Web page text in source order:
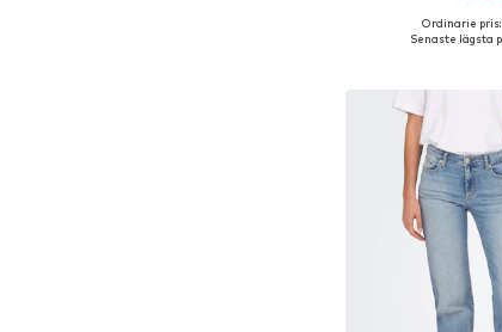
Tillgänglig i
Ordinarie
Senaste lägsta